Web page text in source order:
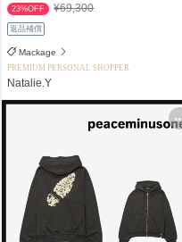
23%OFF ¥69,300
返品補償
Mackage
PREMIUM PERSONAL SHOPPER
Natalie.Y